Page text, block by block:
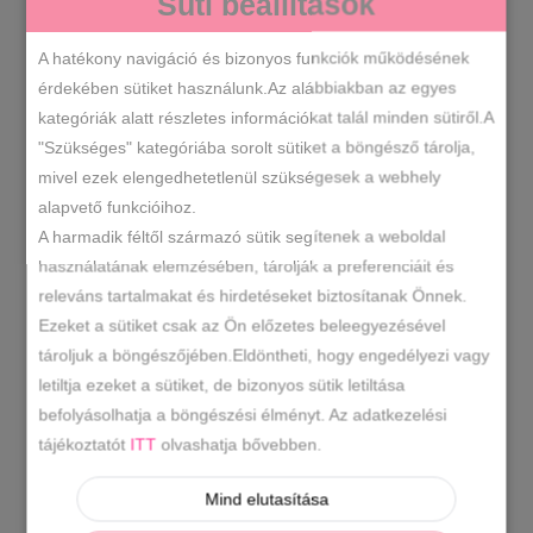
Lux by Dessi fekete bőr bokacsizma
36990FtOriginal
price
was:
36990 Ft.
25990FtCurrent
price
is:
25990 Ft.
-34%
A hatékony navigáció és bizonyos funkciók működésének
érdekében sütiket használunk.Az alábbiakban az egyes
kategóriák alatt részletes információkat talál minden sütiről.A
"Szükséges" kategóriába sorolt sütiket a böngésző tárolja,
mivel ezek elengedhetetlenül szükségesek a webhely
alapvető funkcióihoz.
A harmadik féltől származó sütik segítenek a weboldal
használatának elemzésében, tárolják a preferenciáit és
releváns tartalmakat és hirdetéseket biztosítanak Önnek.
Ezeket a sütiket csak az Ön előzetes beleegyezésével
tároljuk a böngészőjében.Eldöntheti, hogy engedélyezi vagy
letiltja ezeket a sütiket, de bizonyos sütik letiltása
befolyásolhatja a böngészési élményt. Az adatkezelési
tájékoztatót ITT olvashatja bővebben.
Mind elutasítása